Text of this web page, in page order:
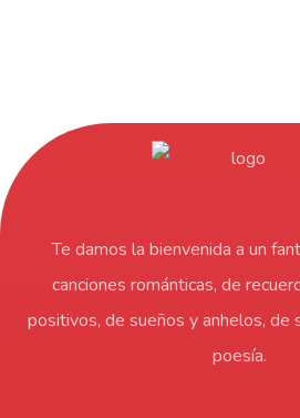
Te damos la bienvenida a un
canciones románticas, de
positivos, de sueños y anhelos, de
poesía.